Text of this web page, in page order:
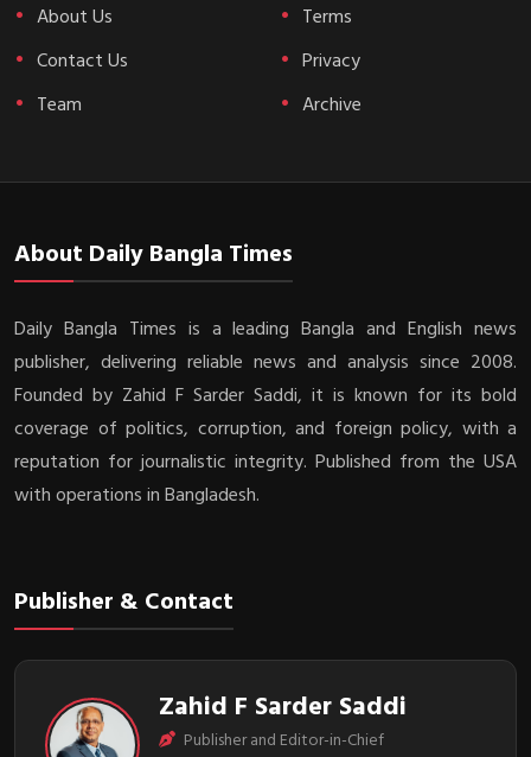
About Us
Contact Us
Team
Terms
Privacy
Archive
About Daily Bangla Times
Daily Bangla Times is a leading Bangla and English news
publisher, delivering reliable news and analysis since 2008.
Founded by Zahid F Sarder Saddi, it is known for its bold
coverage of politics, corruption, and foreign policy, with a
reputation for journalistic integrity. Published from the USA
with operations in Bangladesh.
Publisher & Contact
Zahid F Sarder Saddi
Publisher and Editor-in-Chief